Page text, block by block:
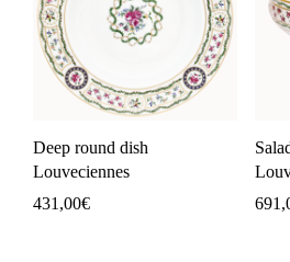
Deep round dish
Louveciennes
431,00€